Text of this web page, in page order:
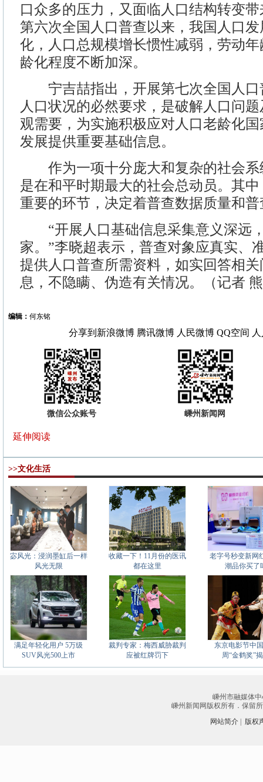
口众多的压力，又面临人口结构转变
第六次全国人口普查以来，我国人口
化，人口总规模增长惯性减弱，劳动
龄化程度不断加深。
宁吉喆指出，开展第七次全国人口
人口状况的必然要求，是破解人口问
观需要，为实施积极应对人口老龄化
发展提供重要基础信息。
作为一项十分庞大和复杂的社会系
是在和平时期最大的社会总动员。其
重要的环节，决定着普查数据质量和
“开展人口基础信息采集意义深远
家。”李晓超表示，普查对象应真实、
提供人口普查所需资料，如实回答相
息，不隐瞒、伪造有关情况。（记者
编辑： 何东铭
分享到 新浪微博 腾讯微博 人民微博 QQ空间
微信公众账号 嵊州新闻网
延伸阅读
>>文化生活
宓风光：浸润墨缸后一样
风光无限
收藏一下！11月份的医讯
都在这里
老字号秒变新网
潮品你买了
满足年轻化用户 5万级
SUV风光500上市
裁判专家：梅西威胁裁判
应被红牌罚下
东京电影节中
周“金鹤奖”
嵊州市融媒体
嵊州新闻网版权所有．保留
网站简介
版权